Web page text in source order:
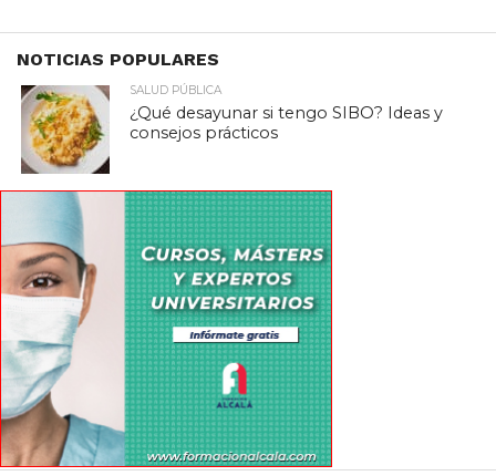
NOTICIAS POPULARES
SALUD PÚBLICA
¿Qué desayunar si tengo SIBO? Ideas y
consejos prácticos